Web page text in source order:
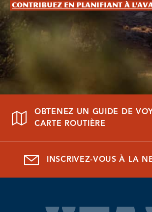
Contribuez en planifiant à
OBTENEZ UN GUIDE DE
CARTE ROUTIÈRE
INSCRIVEZ-VOUS À LA